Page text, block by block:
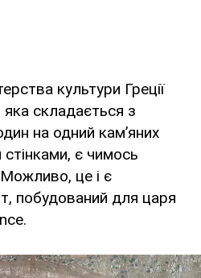
культури Греції
складається з
на одний кам’яних
стінками, є чимось
це і є
побудований для царя